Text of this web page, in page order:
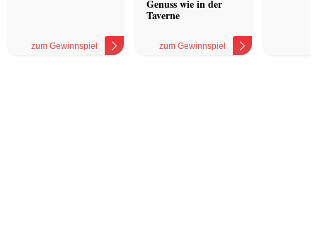
zum Gewinnspiel
Genuss wie in der
Taverne
zum Gewinnspiel